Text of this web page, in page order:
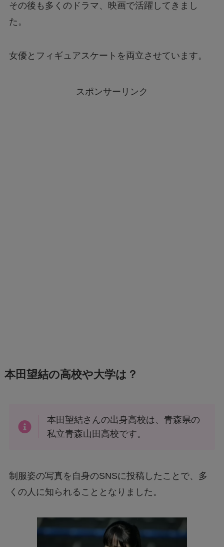
その後も多くのドラマ、映画で活躍してきまし
た。
女優とフィギュアスケートを両立させています。
スポンサーリンク
本田望結の高校や大学は？
本田望結さんの出身高校は、青森県の
私立青森山田高校です。
制服姿の写真を自身のSNSに投稿したことで、多
くの人に知られることとなりました。